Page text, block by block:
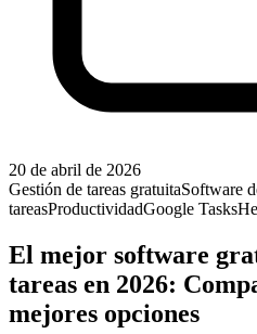
20 de abril de 2026
Gestión de tareas gratuitaSoftware
tareasProductividadGoogle Tasks
El mejor software
tareas en 2026:
mejores opciones